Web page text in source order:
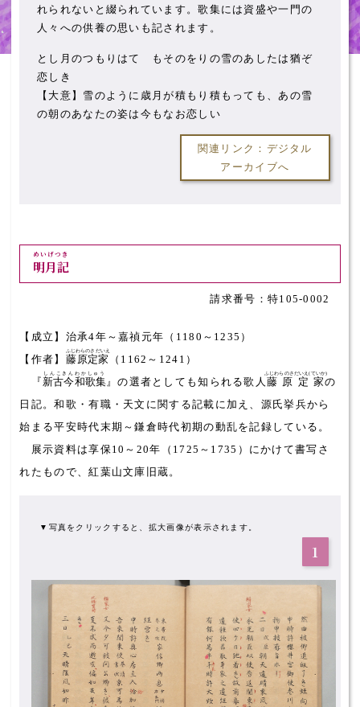
れられないと綴られています。歌集には資盛や一門の
人々への供養の思いも記されます。
とし月のつもりはてゝもそのをりの雪のあしたは猶ぞ
恋しき
【大意】雪のように歳月が積もり積もっても、あの雪
の朝のあなたの姿は今もなお恋しい
関連リンク：デジタル
アーカイブへ
明月記
めいげつき
特105-0002
【成立】治承4年～嘉禎元年（1180～1235）
【作者】 藤原定家
ふじわらのさだいえ
（1162～1241）
『 新古今和歌集
しんこきんわかしゅう
』の選者としても知られる歌人藤原定家
ふじわらのさだいえ(ていか)
の
日記。和歌・有職・天文に関する記載に加え、源氏挙兵から
始まる平安時代末期～鎌倉時代初期の動乱を記録している。
展示資料は享保10～20年（1725～1735）にかけて書写さ
れたもので、紅葉山文庫旧蔵。
▼写真をクリックすると、拡大画像が表示されます。
1